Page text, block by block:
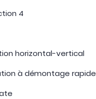
4
horizontal-vertical
à démontage rapide